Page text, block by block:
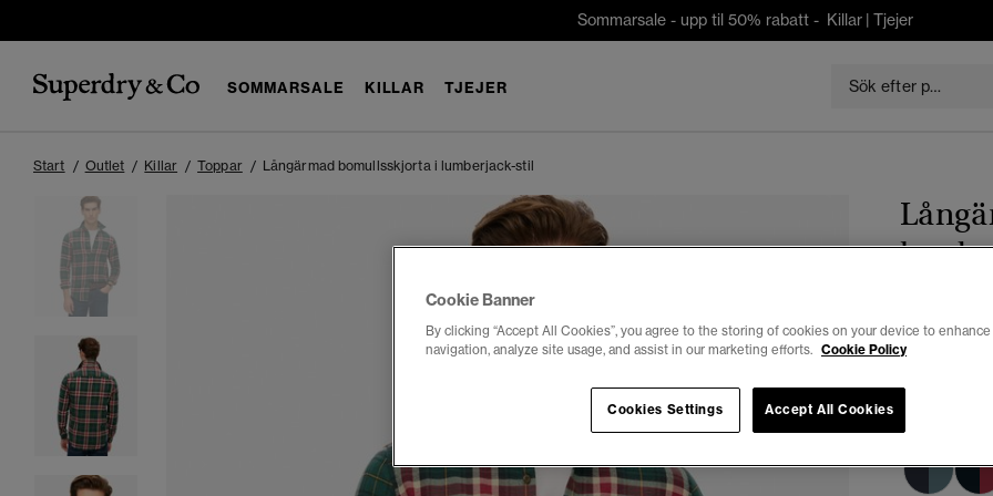
Sommarsale - upp til 50% rabatt - Killar| Tjejer
SOMMARSALE KILLAR TJEJER
Start Outlet Killar Toppar Långärmad bomullsskjorta i lumberjack-stil
Du sparar 30 %
Cookie Banner
By clicking “Accept All Cookies”, you agree to the storing of cookies on your device to
navigation, analyze site usage, and assist in our marketing efforts. Cookie Policy
Accept All Cookies
Cookies Settings